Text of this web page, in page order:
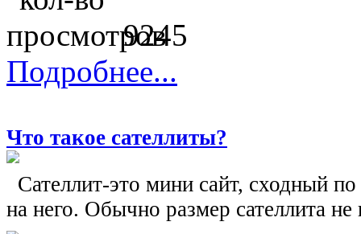
9245
Подробнее...
Что такое сателлиты?
Сателлит-это мини сайт, сходный
на него. Обычно размер сателлита